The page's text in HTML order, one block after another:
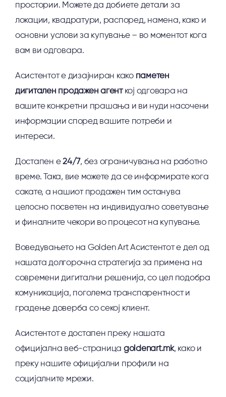
простории. Можете да добиете детали за
локации, квадратури, распоред, намена, како и
основни услови за купување – во моментот кога
вам ви одговара.
Асистентот е дизајниран како паметен
дигитален продажен агенткој одговара на
вашите конкретни прашања и ви нуди насочени
информации според вашите потреби и
интереси.
Достапен е24/7, без ограничувања на работно
време. Така, вие можете да се информирате кога
сакате, а нашиот продажен тим останува
целосно посветен на индивидуално советување
и финалните чекори во процесот на купување.
Воведувањето на Golden Art Асистентот е дел од
нашата долгорочна стратегија за примена на
современи дигитални решенија, со цел подобра
комуникација, поголема транспарентност и
градење доверба со секој клиент.
Асистентот е достапен преку нашата
официјална веб-страница goldenart.mk, како и
преку нашите официјални профили на
социјалните мрежи.